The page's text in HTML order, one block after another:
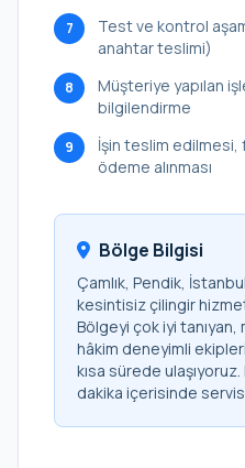
7
Test ve kontrol
anahtar teslimi)
8
Müşteriye yapılan
bilgilendirme
9
İşin teslim
ödeme alınması
Bölge Bilgisi
Çamlık, Pendik,
kesintisiz çilingir
Bölgeyi çok iyi
hâkim deneyimli
kısa sürede
dakika içerisinde